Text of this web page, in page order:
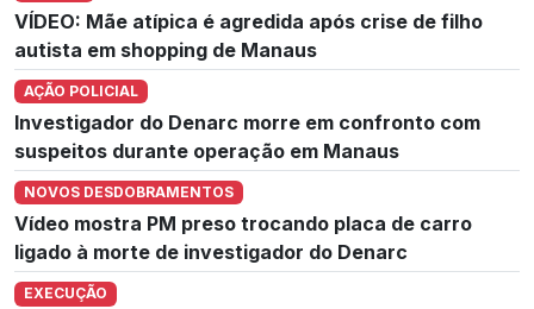
VÍDEO: Mãe atípica é agredida após crise de filho
autista em shopping de Manaus
AÇÃO POLICIAL
Investigador do Denarc morre em confronto com
suspeitos durante operação em Manaus
NOVOS DESDOBRAMENTOS
Vídeo mostra PM preso trocando placa de carro
ligado à morte de investigador do Denarc
EXECUÇÃO